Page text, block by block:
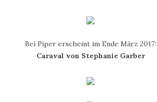
Bei Piper erscheint im Ende März 2017:
Caraval von Stephanie Garber